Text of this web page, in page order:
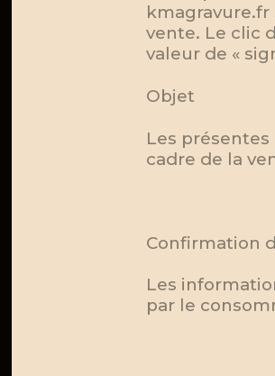
vente. Le clic
valeur de «
Objet
Les
cadre de la
Confirmation
Les
par le